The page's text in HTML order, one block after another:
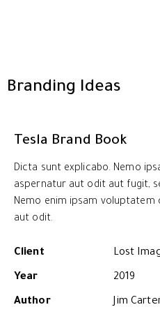
Branding Ideas
Tesla Brand Book
Dicta sunt explicabo. Nemo
aspernatur aut odit aut fugit,
Nemo enim ipsam
aut odit.
Client Lost
Year 2019
Author Jim